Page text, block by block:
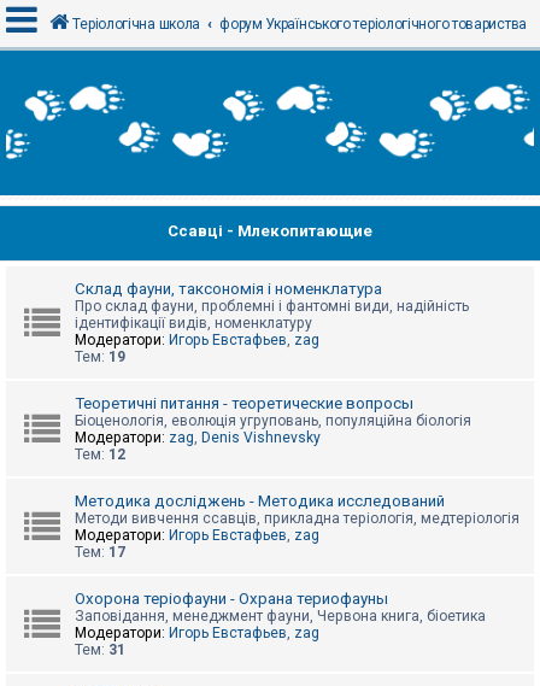
х
і
т
р
а
б
е
д
п
о
Теріологічна школа форум Українського теріологічного товариства
Ссавці - Млекопитающие
Склад фауни, таксономія і номенклатура
Про склад фауни, проблемні і фантомні види, надійність
ідентифікації видів, номенклатуру
Модератори: Игорь Евстафьев, zag
Тем: 19
Теоретичні питання - теоретические вопросы
Біоценологія, еволюція угруповань, популяційна біологія
Модератори: zag, Denis Vishnevsky
Тем: 12
Методика досліджень - Методика исследований
Методи вивчення ссавців, прикладна теріологія, медтеріологія
Модератори: Игорь Евстафьев, zag
Тем: 17
Охорона теріофауни - Охрана териофауны
Заповідання, менеджмент фауни, Червона книга, біоетика
Модератори: Игорь Евстафьев, zag
Тем: 31